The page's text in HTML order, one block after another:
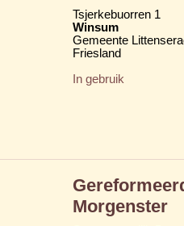
Tsjerkebuorren 1
Winsum
Gemeente
Friesland
In gebruik
Morgenster